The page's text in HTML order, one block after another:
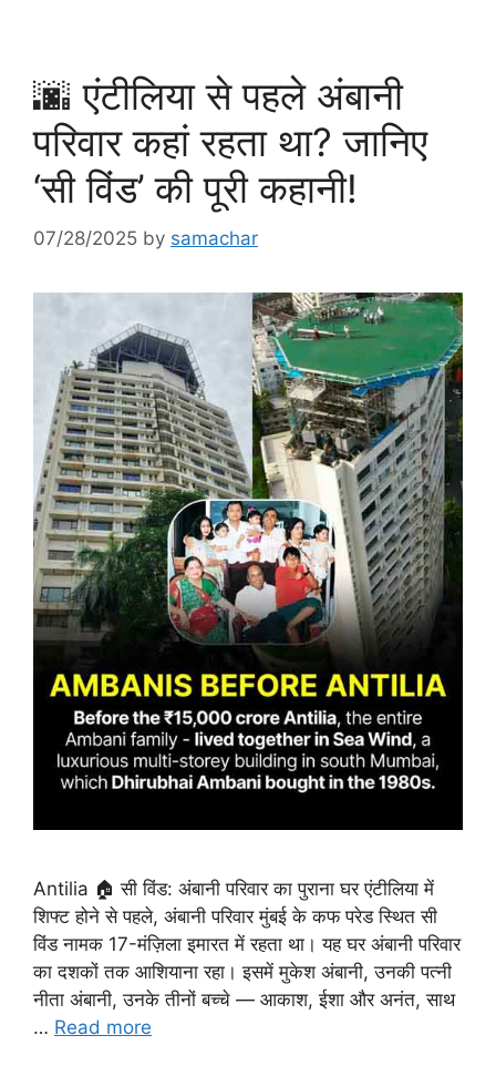
🌆 एंटीलिया से पहले अंबानी
परिवार कहां रहता था? जानिए
‘सी विंड’ की पूरी कहानी!
07/28/2025 by samachar
Antilia 🏠 सी विंड: अंबानी परिवार का पुराना घर एंटीलिया में
शिफ्ट होने से पहले, अंबानी परिवार मुंबई के कफ परेड स्थित सी
विंड नामक 17-मंज़िला इमारत में रहता था। यह घर अंबानी परिवार
का दशकों तक आशियाना रहा। इसमें मुकेश अंबानी, उनकी पत्नी
नीता अंबानी, उनके तीनों बच्चे — आकाश, ईशा और अनंत, साथ
… Read more